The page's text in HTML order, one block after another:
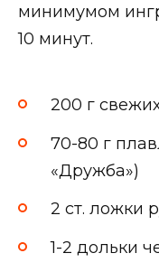
минимумом
10 минут.
200 г
70-80 г
«Дружба»)
2 ст. ложки
1-2 дольки